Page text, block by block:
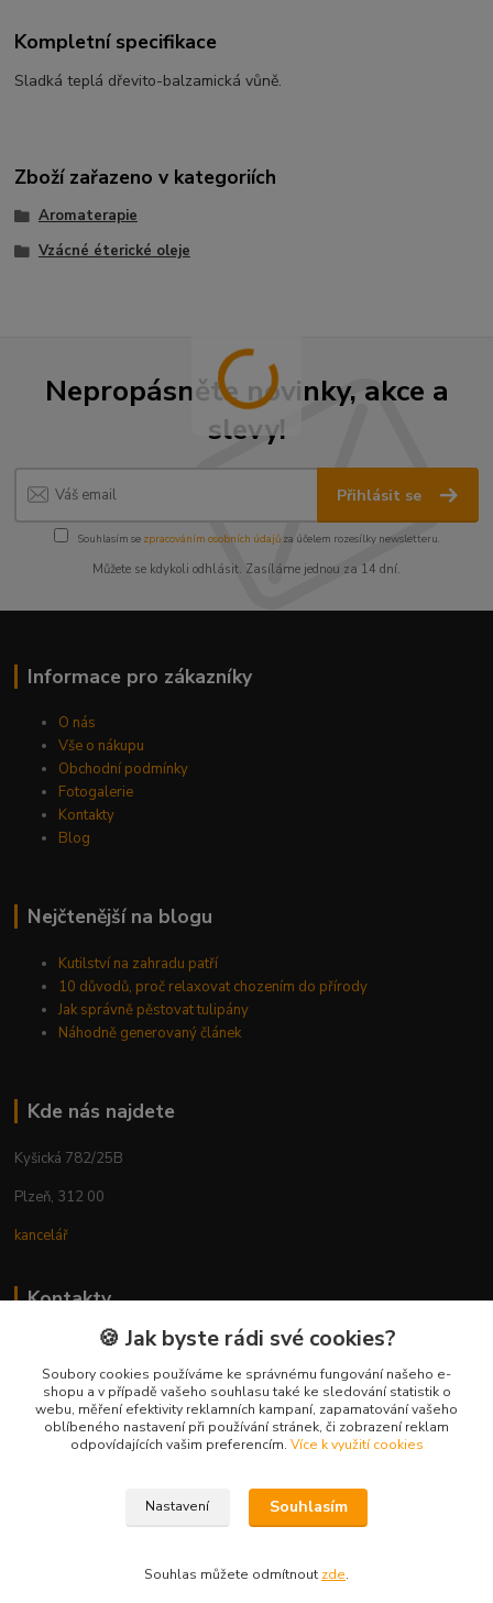
Kompletní specifikace
Sladká teplá dřevito-balzamická vůně.
Zboží zařazeno v kategoriích
Aromaterapie
Vzácné éterické oleje
Nepropásněte novinky, akce a
slevy!
Přihlásit se
Souhlasím se zpracováním osobních údajůza účelem rozesílky newsletteru.
Můžete se kdykoli odhlásit. Zasíláme jednou za 14 dní.
Informace pro zákazníky
O nás
Vše o nákupu
Obchodní podmínky
Fotogalerie
Kontakty
Blog
Nejčtenější na blogu
Kutilství na zahradu patří
10 důvodů, proč relaxovat chozením do přírody
Jak správně pěstovat tulipány
Náhodně generovaný článek
Kde nás najdete
Kyšická 782/25B
Plzeň, 312 00
kancelář
Kontakty
Ing. Michal Vaněk
+420 603 332 100
(Po-Pá, 10-17 hod.)
info@vyhodnynakup.eu
🍪 Jak byste rádi své cookies?
Soubory cookies používáme ke správnému fungování našeho e-
shopu a v případě vašeho souhlasu také ke sledování statistik o
webu, měření efektivity reklamních kampaní, zapamatování vašeho
oblíbeného nastavení při používání stránek, či zobrazení reklam
odpovídajících vašim preferencím. Více k využití cookies
Nastavení Souhlasím
Souhlas můžete odmítnout zde.